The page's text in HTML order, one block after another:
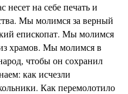
несет на себе печать и
Мы молимся за верный
епископат. Мы молимся
храмов. Мы молимся в
чтобы он сохранил
как исчезли
Как перемолотило